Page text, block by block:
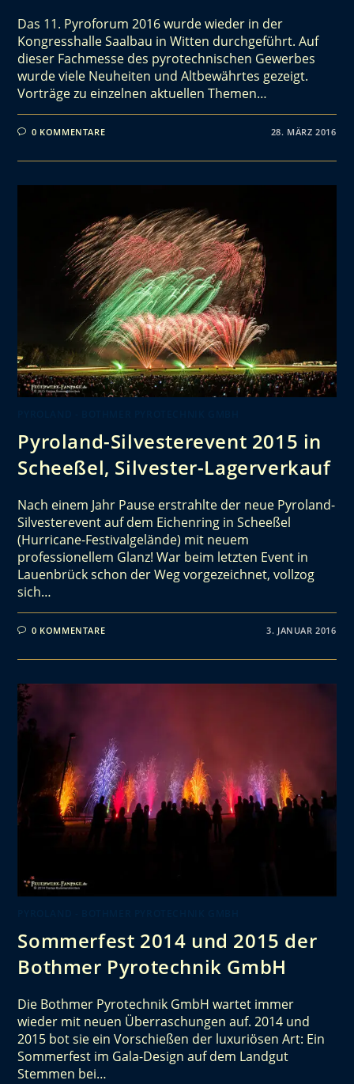
Das 11. Pyroforum 2016 wurde wieder in der
Kongresshalle Saalbau in Witten durchgeführt. Auf
dieser Fachmesse des pyrotechnischen Gewerbes
wurde viele Neuheiten und Altbewährtes gezeigt.
Vorträge zu einzelnen aktuellen Themen…
0 KOMMENTARE 28. MÄRZ 2016
Pyroland-Silvesterevent 2015 in
Scheeßel, Silvester-Lagerverkauf
Nach einem Jahr Pause erstrahlte der neue Pyroland-
Silvesterevent auf dem Eichenring in Scheeßel
(Hurricane-Festivalgelände) mit neuem
professionellem Glanz! War beim letzten Event in
Lauenbrück schon der Weg vorgezeichnet, vollzog
sich…
0 KOMMENTARE 3. JANUAR 2016
Sommerfest 2014 und 2015 der
Bothmer Pyrotechnik GmbH
Die Bothmer Pyrotechnik GmbH wartet immer
wieder mit neuen Überraschungen auf. 2014 und
2015 bot sie ein Vorschießen der luxuriösen Art: Ein
Sommerfest im Gala-Design auf dem Landgut
Stemmen bei…